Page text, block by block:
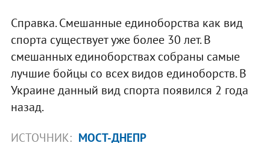
Справка. Смешанные единоборства как вид
спорта существует уже более 30 лет. В
смешанных единоборствах собраны самые
лучшие бойцы со всех видов единоборств. В
Украине данный вид спорта появился 2 года
назад.
ИСТОЧНИК: МОСТ-ДНЕПР